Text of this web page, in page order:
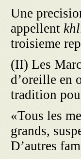
Une
appellent
troisieme
(II) Les
d’oreille en
tradition
«Tous les
grands,
D’autres